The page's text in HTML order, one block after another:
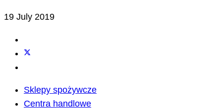
19 July 2019
Sklepy spożywcze
Centra handlowe